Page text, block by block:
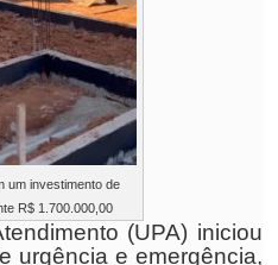
um investimento de
R$ 1.700.000,00
(UPA) iniciou
urgência e emergência,